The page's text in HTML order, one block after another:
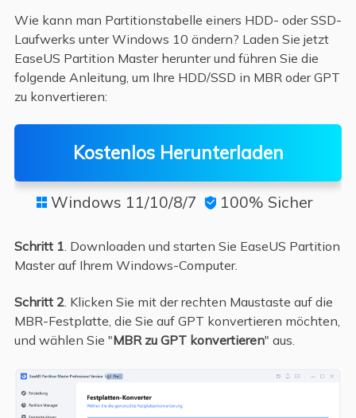
Wie kann man Partitionstabelle einers HDD- oder SSD-
Laufwerks unter Windows 10 ändern? Laden Sie jetzt
EaseUS Partition Master herunter und führen Sie die
folgende Anleitung, um Ihre HDD/SSD in MBR oder GPT
zu konvertieren:
Kostenlos Herunterladen
 Windows 11/10/8/7  100% Sicher
Schritt 1 . Downloaden und starten Sie EaseUS Partition
Master auf Ihrem Windows-Computer.
Schritt 2. Klicken Sie mit der rechten Maustaste auf die
MBR-Festplatte, die Sie auf GPT konvertieren möchten,
und wählen Sie "MBR zu GPT konvertieren" aus.